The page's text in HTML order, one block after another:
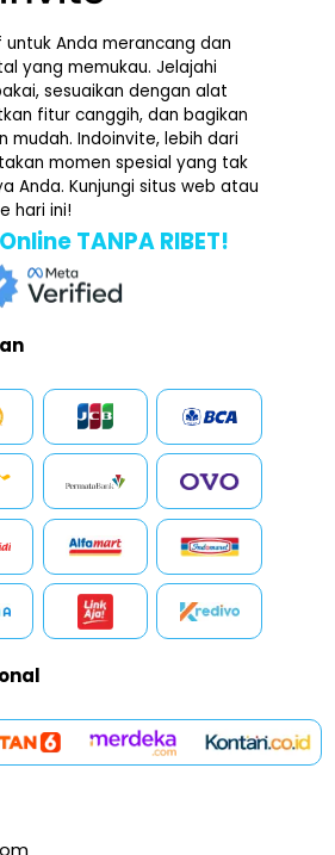
Anda merancang dan
yang memukau. Jelajahi
sesuaikan dengan alat
fitur canggih, dan bagikan
mudah. Indoinvite, lebih dari
momen spesial yang tak
Anda. Kunjungi situs web atau
hari ini!
TANPA RIBET!